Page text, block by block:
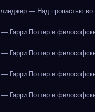
— Над пропастью во
Гарри Поттер и
Гарри Поттер и
Гарри Поттер и
Гарри Поттер и